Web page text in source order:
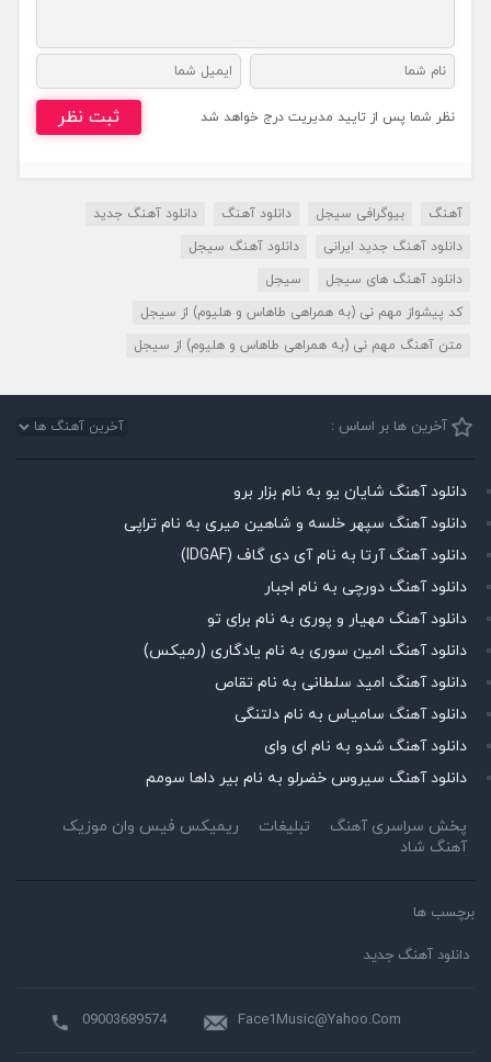
نظر شما پس از تایید مدیریت درج خواهد شد ثبت نظر
آهنگ بیوگرافی سیجل دانلود آهنگ
دانلود آهنگ جدید
دانلود آهنگ جدید ایرانی
دانلود آهنگ سیجل
دانلود آهنگ های سیجل
سیجل
کد پیشواز مهم نی (به همراهی طاهاس و هلیوم) از سیجل
متن آهنگ مهم نی (به همراهی طاهاس و هلیوم) از سیجل
آخرین ها بر اساس :
دانلود آهنگ شایان یو به نام بزار برو
دانلود آهنگ سپهر خلسه و شاهین میری به نام تراپی
دانلود آهنگ آرتا به نام آی دی گاف (IDGAF)
دانلود آهنگ دورچی به نام اجبار
دانلود آهنگ مهیار و پوری به نام برای تو
دانلود آهنگ امین سوری به نام یادگاری (رمیکس)
دانلود آهنگ امید سلطانی به نام تقاص
دانلود آهنگ سامیاس به نام دلتنگی
دانلود آهنگ شدو به نام ای وای
دانلود آهنگ سیروس خضرلو به نام بیر داها سومم
پخش سراسری آهنگ تبلیغات
ریمیکس فیس وان موزیک
آهنگ شاد
برچسب ها
دانلود آهنگ جدید
Face1Music@Yahoo.Com
09003689574